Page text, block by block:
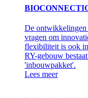
De ontwikkelingen
vragen om
flexibiliteit is ook
RY-gebouw
'inbouwpakket'.
Lees meer